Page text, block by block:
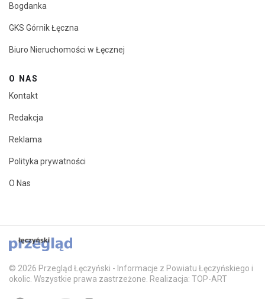
Bogdanka
GKS Górnik Łęczna
Biuro Nieruchomości w Łęcznej
O NAS
Kontakt
Redakcja
Reklama
Polityka prywatności
O Nas
© 2026 Przegląd Łęczyński - Informacje z Powiatu Łęczyńskiego i
okolic. Wszystkie prawa zastrzeżone. Realizacja: TOP-ART